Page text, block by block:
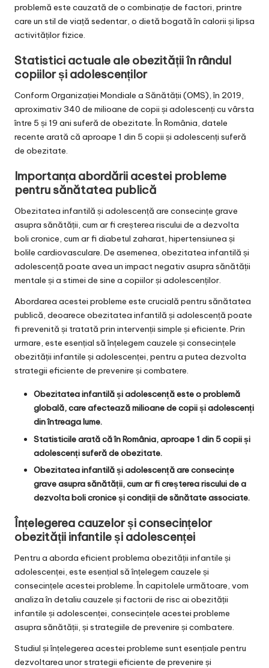
problemă este cauzată de o combinație de factori, printre
care un stil de viață sedentar, o dietă bogată în calorii și lipsa
activităților fizice.
Statistici actuale ale obezității în rândul
copiilor și adolescenților
Conform Organizației Mondiale a Sănătății (OMS), în 2019,
aproximativ 340 de milioane de copii și adolescenți cu vârsta
între 5 și 19 ani suferă de obezitate. În România, datele
recente arată că aproape 1 din 5 copii și adolescenți suferă
de obezitate.
Importanța abordării acestei probleme
pentru sănătatea publică
Obezitatea infantilă și adolescență are consecințe grave
asupra sănătății, cum ar fi creșterea riscului de a dezvolta
boli cronice, cum ar fi diabetul zaharat, hipertensiunea și
bolile cardiovasculare. De asemenea, obezitatea infantilă și
adolescență poate avea un impact negativ asupra sănătății
mentale și a stimei de sine a copiilor și adolescenților.
Abordarea acestei probleme este crucială pentru sănătatea
publică, deoarece obezitatea infantilă și adolescență poate
fi prevenită și tratată prin intervenții simple și eficiente. Prin
urmare, este esențial să înțelegem cauzele și consecințele
obezității infantile și adolescenței, pentru a putea dezvolta
strategii eficiente de prevenire și combatere.
Obezitatea infantilă și adolescență este o problemă
globală, care afectează milioane de copii și adolescenți
din întreaga lume.
Statisticile arată că în România, aproape 1 din 5 copii și
adolescenți suferă de obezitate.
Obezitatea infantilă și adolescență are consecințe
grave asupra sănătății, cum ar fi creșterea riscului de a
dezvolta boli cronice și condiții de sănătate associate.
Înțelegerea cauzelor și consecințelor
obezității infantile și adolescenței
Pentru a aborda eficient problema obezității infantile și
adolescenței, este esențial să înțelegem cauzele și
consecințele acestei probleme. În capitolele următoare, vom
analiza în detaliu cauzele și factorii de risc ai obezității
infantile și adolescenței, consecințele acestei probleme
asupra sănătății, și strategiile de prevenire și combatere.
Studiul și înțelegerea acestei probleme sunt esențiale pentru
dezvoltarea unor strategii eficiente de prevenire și